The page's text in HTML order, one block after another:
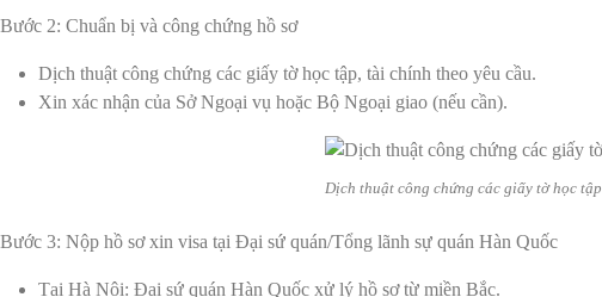
Bước 2: Chuẩn bị và công chứng hồ sơ
Dịch thuật công chứng các giấy tờ học tập, tài chính theo yêu cầu.
Xin xác nhận của Sở Ngoại vụ hoặc Bộ Ngoại giao (nếu cần).
Dịch thuật công chứng các giấy tờ học tập
Bước 3: Nộp hồ sơ xin visa tại Đại sứ quán/Tổng lãnh sự quán Hàn Quốc
Tại Hà Nội: Đại sứ quán Hàn Quốc xử lý hồ sơ từ miền Bắc.